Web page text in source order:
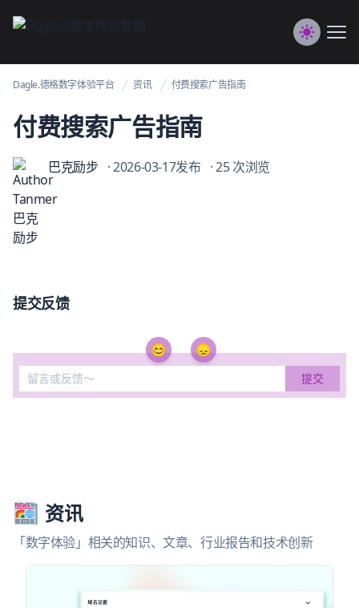
Dagle@数字体验管理
Switch
Dagle.德格数字体验平台 资讯 付费搜索广告指南
付费搜索广告指南
巴克励步 · 2026-03-17发布 · 25 次浏览
提交反馈
😊 😞
资讯
「数字体验」相关的知识、文章、行业报告和技术创新